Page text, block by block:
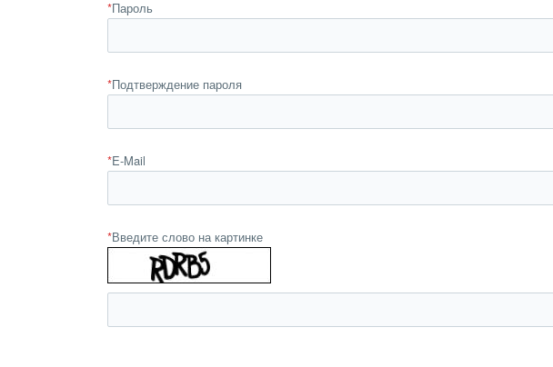
*Пароль
*Подтверждение пароля
*E-Mail
*Введите слово на картинке